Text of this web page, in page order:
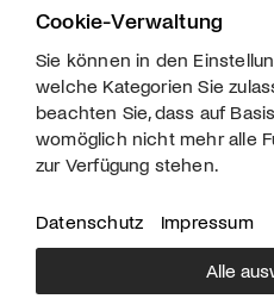
Cookie-Verwaltung
Sie können in den
welche Kategorien Sie
beachten Sie, dass auf
womöglich nicht mehr alle
zur Verfügung stehen.
Datenschutz Impressum
Alle